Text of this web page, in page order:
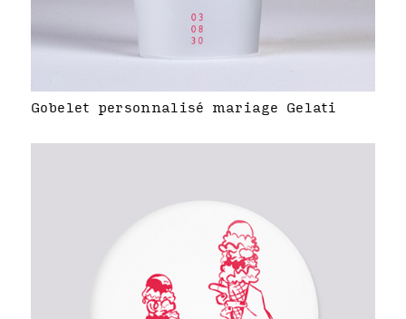
Gobelet personnalisé mariage Gelati